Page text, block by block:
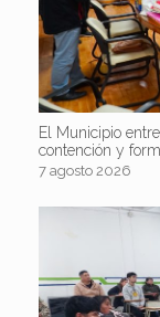
El Municipio
contención y
7 agosto 2026